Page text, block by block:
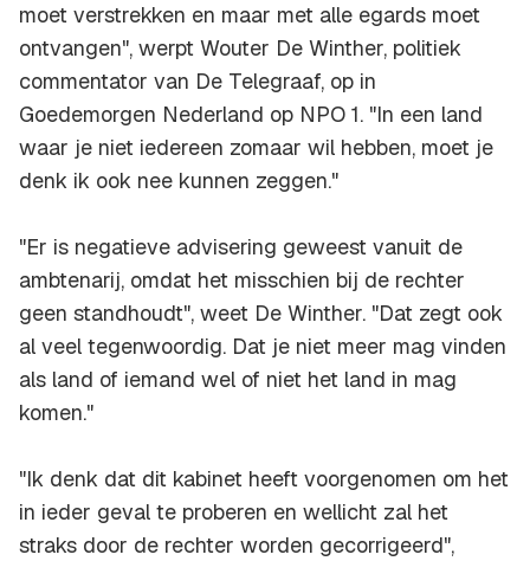
moet verstrekken en maar met alle egards moet
ontvangen", werpt Wouter De Winther, politiek
commentator van De Telegraaf, op in
Goedemorgen Nederland op NPO 1. "In een land
waar je niet iedereen zomaar wil hebben, moet je
denk ik ook nee kunnen zeggen."
"Er is negatieve advisering geweest vanuit de
ambtenarij, omdat het misschien bij de rechter
geen standhoudt", weet De Winther. "Dat zegt ook
al veel tegenwoordig. Dat je niet meer mag vinden
als land of iemand wel of niet het land in mag
komen."
"Ik denk dat dit kabinet heeft voorgenomen om het
in ieder geval te proberen en wellicht zal het
straks door de rechter worden gecorrigeerd",